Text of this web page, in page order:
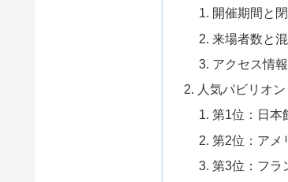
開催期間と
来場者数と
アクセス情
人気パビリオ
第1位：日本
第2位：アメ
第3位：フラ